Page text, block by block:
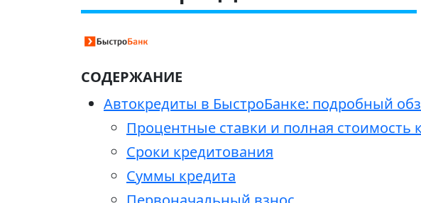
СОДЕРЖАНИЕ
Автокредиты в БыстроБанке: подробный
Процентные ставки и полная стоимость
Сроки кредитования
Суммы кредита